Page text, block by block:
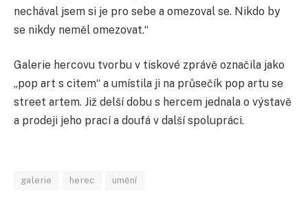
nechával jsem si je pro sebe a omezoval se. Nikdo by
se nikdy neměl omezovat.“
Galerie hercovu tvorbu v tiskové zprávě označila jako
„pop art s citem“ a umístila ji na průsečík pop artu se
street artem. Již delší dobu s hercem jednala o výstavě
a prodeji jeho prací a doufá v další spolupráci.
galerie herec umění